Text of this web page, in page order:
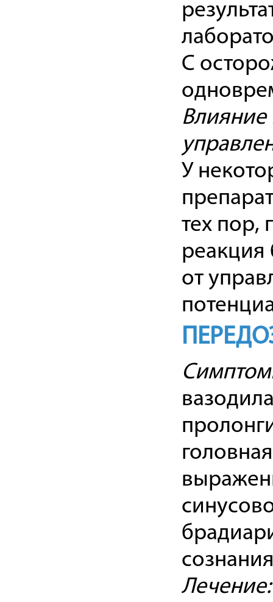
С
Влияние
У
тех пор,
реакция
от